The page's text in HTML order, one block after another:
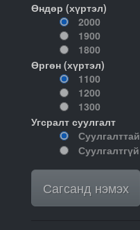
Өндөр (хүртэл)
2000
1900
1800
Өргөн (хүртэл)
1100
1200
1300
Угсралт суулгалт
Суулгалттай
Суулгалтгүй
Сагсанд нэмэх